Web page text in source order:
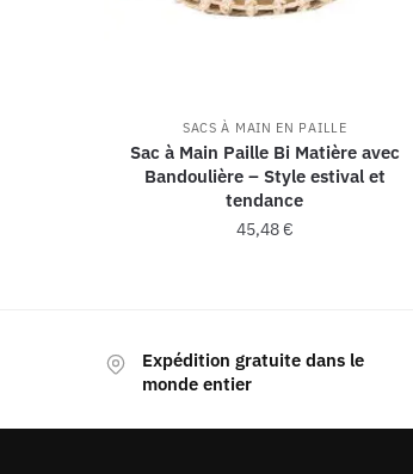
SACS À MAIN EN PAILLE
Sac à Main Paille Bi Matière avec
Bandoulière – Style estival et
tendance
45,48€
Expédition gratuite dans le
monde entier